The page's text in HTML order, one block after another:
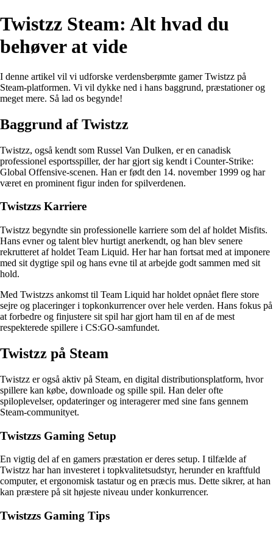
Twistzz Steam: Alt hvad du
behøver at vide
I denne artikel vil vi udforske verdensberømte gamer Twistzz på
Steam-platformen. Vi vil dykke ned i hans baggrund, præstationer og
meget mere. Så lad os begynde!
Baggrund af Twistzz
Twistzz, også kendt som Russel Van Dulken, er en canadisk
professionel esportsspiller, der har gjort sig kendt i Counter-Strike:
Global Offensive-scenen. Han er født den 14. november 1999 og har
været en prominent figur inden for spilverdenen.
Twistzzs Karriere
Twistzz begyndte sin professionelle karriere som del af holdet Misfits.
Hans evner og talent blev hurtigt anerkendt, og han blev senere
rekrutteret af holdet Team Liquid. Her har han fortsat med at imponere
med sit dygtige spil og hans evne til at arbejde godt sammen med sit
hold.
Med Twistzzs ankomst til Team Liquid har holdet opnået flere store
sejre og placeringer i topkonkurrencer over hele verden. Hans fokus på
at forbedre og finjustere sit spil har gjort ham til en af de mest
respekterede spillere i CS:GO-samfundet.
Twistzz på Steam
Twistzz er også aktiv på Steam, en digital distributionsplatform, hvor
spillere kan købe, downloade og spille spil. Han deler ofte
spiloplevelser, opdateringer og interagerer med sine fans gennem
Steam-communityet.
Twistzzs Gaming Setup
En vigtig del af en gamers præstation er deres setup. I tilfælde af
Twistzz har han investeret i topkvalitetsudstyr, herunder en kraftfuld
computer, et ergonomisk tastatur og en præcis mus. Dette sikrer, at han
kan præstere på sit højeste niveau under konkurrencer.
Twistzzs Gaming Tips